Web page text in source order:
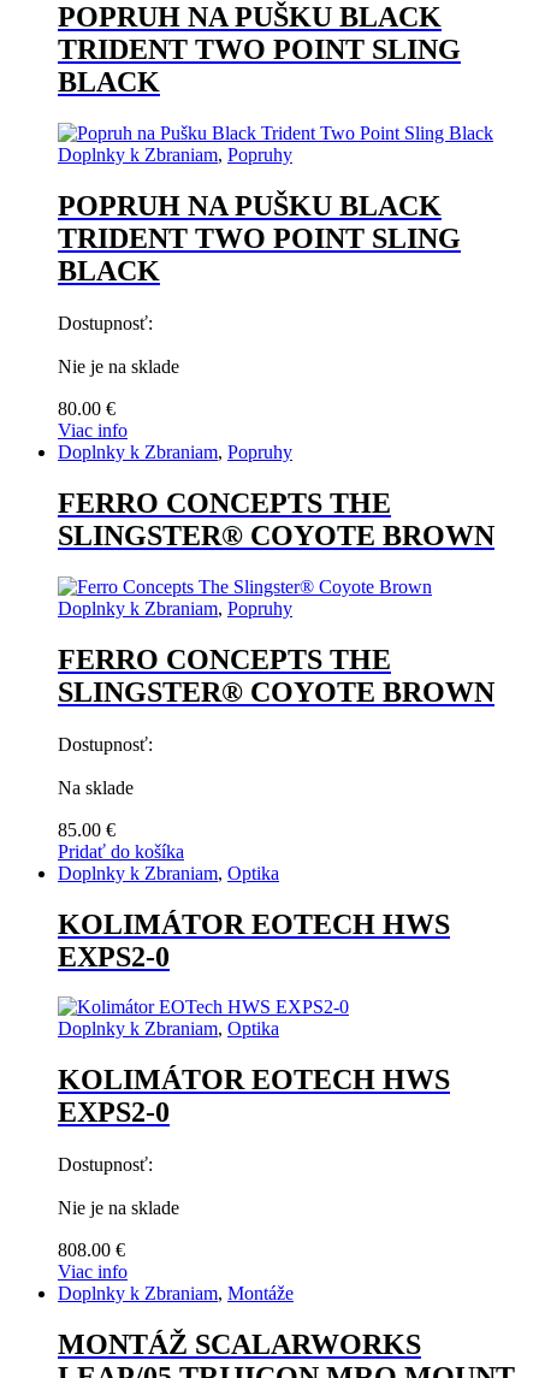
POPRUH NA PUŠKU BLACK
TRIDENT TWO POINT SLING
BLACK
Doplnky k Zbraniam, Popruhy
POPRUH NA PUŠKU BLACK
TRIDENT TWO POINT SLING
BLACK
Dostupnosť:
Nie je na sklade
80.00 €
Viac info
Doplnky k Zbraniam, Popruhy
FERRO CONCEPTS THE
SLINGSTER® COYOTE BROWN
Doplnky k Zbraniam, Popruhy
FERRO CONCEPTS THE
SLINGSTER® COYOTE BROWN
Dostupnosť:
Na sklade
85.00 €
Pridať do košíka
Doplnky k Zbraniam, Optika
KOLIMÁTOR EOTECH HWS
EXPS2-0
Doplnky k Zbraniam, Optika
KOLIMÁTOR EOTECH HWS
EXPS2-0
Dostupnosť:
Nie je na sklade
808.00 €
Viac info
Doplnky k Zbraniam, Montáže
MONTÁŽ SCALARWORKS